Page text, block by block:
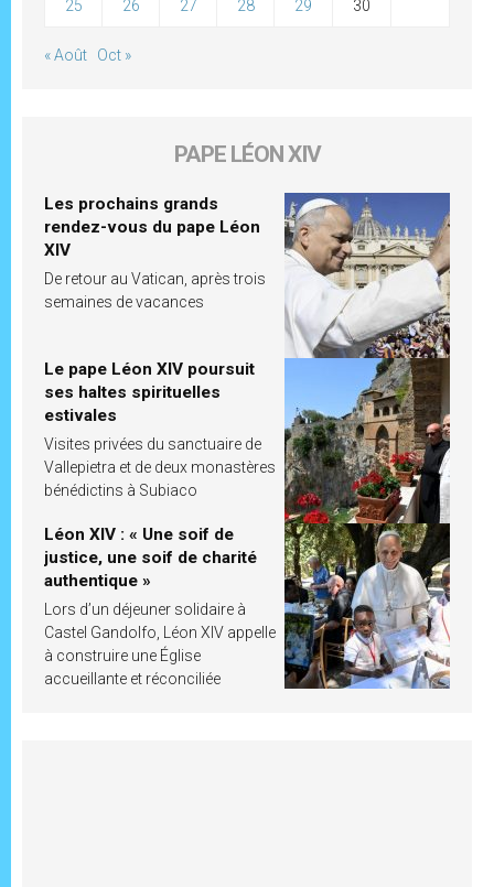
25 26 27 28 29 30
« Août Oct »
PAPE LÉON XIV
Les prochains grands
rendez-vous du pape Léon
XIV
De retour au Vatican, après trois
semaines de vacances
Le pape Léon XIV poursuit
ses haltes spirituelles
estivales
Visites privées du sanctuaire de
Vallepietra et de deux monastères
bénédictins à Subiaco
Léon XIV : « Une soif de
justice, une soif de charité
authentique »
Lors d’un déjeuner solidaire à
Castel Gandolfo, Léon XIV appelle
à construire une Église
accueillante et réconciliée